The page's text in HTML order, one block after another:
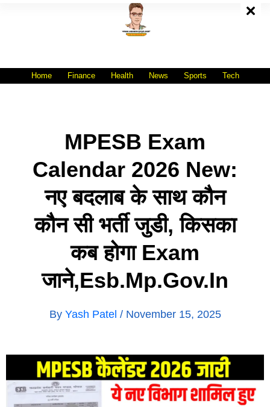
Home Finance Health News Sports Tech
MPESB Exam
Calendar 2026 New:
नए बदलाब के साथ कौन
कौन सी भर्ती जुडी, किसका
कब होगा Exam
जाने,esb.mp.gov.in
By Yash Patel / November 15, 2025